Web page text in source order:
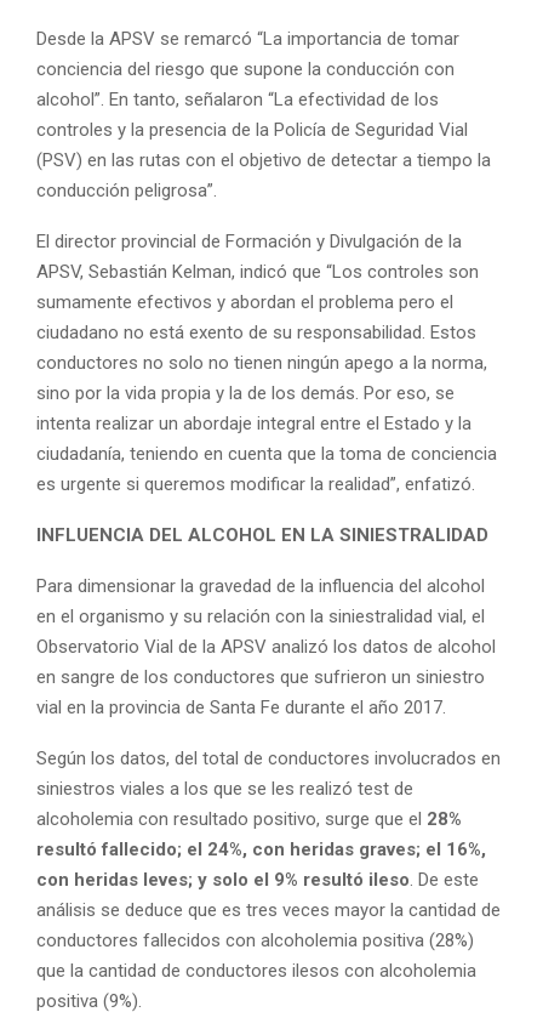
Desde la APSV se remarcó “La importancia de tomar
conciencia del riesgo que supone la conducción con
alcohol”. En tanto, señalaron “La efectividad de los
controles y la presencia de la Policía de Seguridad Vial
(PSV) en las rutas con el objetivo de detectar a tiempo la
conducción peligrosa”.
El director provincial de Formación y Divulgación de la
APSV, Sebastián Kelman, indicó que “Los controles son
sumamente efectivos y abordan el problema pero el
ciudadano no está exento de su responsabilidad. Estos
conductores no solo no tienen ningún apego a la norma,
sino por la vida propia y la de los demás. Por eso, se
intenta realizar un abordaje integral entre el Estado y la
ciudadanía, teniendo en cuenta que la toma de conciencia
es urgente si queremos modificar la realidad”, enfatizó.
INFLUENCIA DEL ALCOHOL EN LA SINIESTRALIDAD
Para dimensionar la gravedad de la influencia del alcohol
en el organismo y su relación con la siniestralidad vial, el
Observatorio Vial de la APSV analizó los datos de alcohol
en sangre de los conductores que sufrieron un siniestro
vial en la provincia de Santa Fe durante el año 2017.
Según los datos, del total de conductores involucrados en
siniestros viales a los que se les realizó test de
alcoholemia con resultado positivo, surge que el 28%
resultó fallecido; el 24%, con heridas graves; el 16%,
con heridas leves; y solo el 9% resultó ileso . De este
análisis se deduce que es tres veces mayor la cantidad de
conductores fallecidos con alcoholemia positiva (28%)
que la cantidad de conductores ilesos con alcoholemia
positiva (9%).